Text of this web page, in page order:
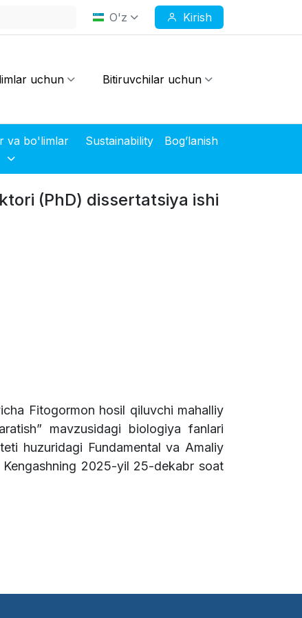
O'z Kirish
uchun Bitiruvchilar uchun
Markazlar va bo'limlar Sustainability Bog’lanish
(PhD) dissertatsiya ishi
Fitogormon hosil qiluvchi mahalliy
mavzusidagi biologiya fanlari
huzuridagi Fundamental va Amaliy
2025-yil 25-dekabr soat